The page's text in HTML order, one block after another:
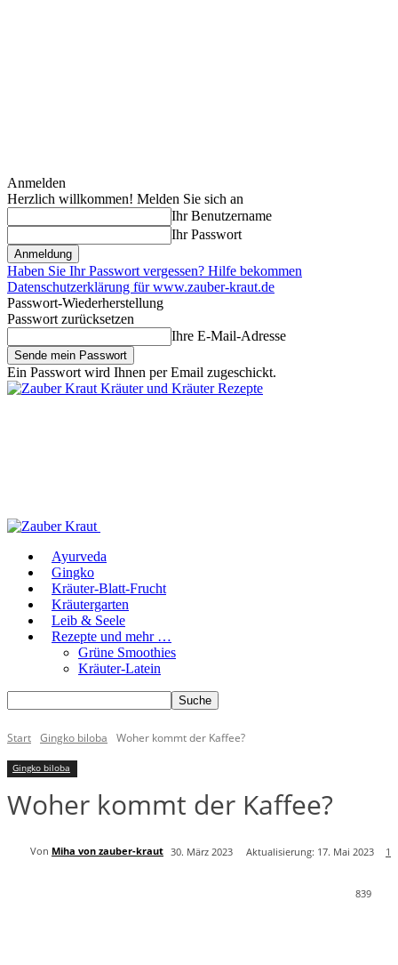
Anmelden
Herzlich willkommen! Melden Sie sich an
Ihr Benutzername
Ihr Passwort
Haben Sie Ihr Passwort vergessen? Hilfe bekommen
Datenschutzerklärung für www.zauber-kraut.de
Passwort-Wiederherstellung
Passwort zurücksetzen
Ihre E-Mail-Adresse
Ein Passwort wird Ihnen per Email zugeschickt.
Kräuter und Kräuter Rezepte
Ayurveda
Gingko
Kräuter-Blatt-Frucht
Kräutergarten
Leib & Seele
Rezepte und mehr …
Grüne Smoothies
Kräuter-Latein
Start Gingko biloba Woher kommt der Kaffee?
Gingko biloba
Woher kommt der Kaffee?
Von Miha von zauber-kraut 30. März 2023 Aktualisierung: 17. Mai 2023 1
839